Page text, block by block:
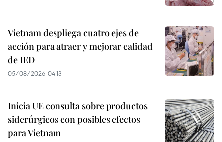
Vietnam despliega cuatro ejes de
acción para atraer y mejorar calidad
de IED
05/08/2026 04:13
Inicia UE consulta sobre productos
siderúrgicos con posibles efectos
para Vietnam